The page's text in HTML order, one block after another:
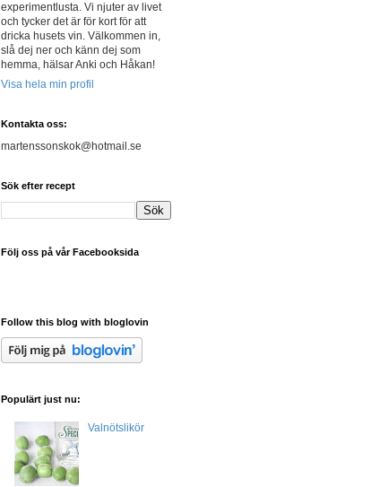
experimentlusta. Vi njuter av livet
och tycker det är för kort för att
dricka husets vin. Välkommen in,
slå dej ner och känn dej som
hemma, hälsar Anki och Håkan!
Visa hela min profil
Kontakta oss:
martenssonskok@hotmail.se
Sök efter recept
Följ oss på vår Facebooksida
Follow this blog with bloglovin
Populärt just nu:
Valnötslikör